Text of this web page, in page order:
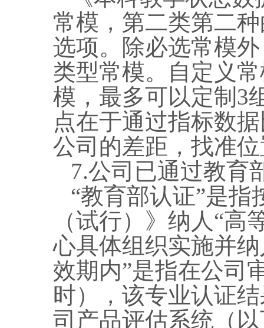
常模，第二类第二
选项。除必选常模
类型常模。自定义
模，最多可以定制3
点在于通过指标数
公司的差距，找准
7.公司已通过教育
“教育部认证”是
（试行）》纳人“
心具体组织实施并
效期内”是指在公司
时），该专业认证
司产品评估系统（